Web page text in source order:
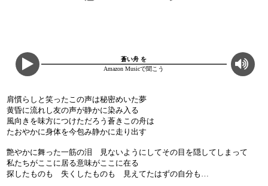
蒼い舟 を
Amazon Musicで聞こう
肩慣らしと笑ったこの声は秘密めいた夢
黄昏に流れし友の声が静かに染み入る
風向きを味方につけただろう蒼きこの舟は
たおやかに身体を今包み静かに走り出す
艶やかに舞った一筋の泪 見ないようにしてその目を隠してしまって
私たちがここに居る意味がここに在る
探したものも 失くしたものも 見えてたはずの自分も…